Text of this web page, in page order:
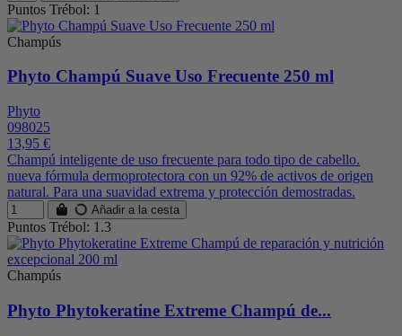
Puntos Trébol: 1
Champús
Phyto Champú Suave Uso Frecuente 250 ml
Phyto
098025
13,95 €
Champú inteligente de uso frecuente para todo tipo de cabello.
nueva fórmula dermoprotectora con un 92% de activos de origen
natural. Para una suavidad extrema y protección demostradas.
Añadir a la cesta
Puntos Trébol: 1.3
Champús
Phyto Phytokeratine Extreme Champú de...